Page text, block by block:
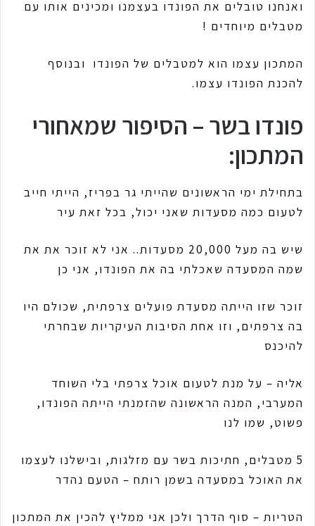
ואנחנו טובלים את הפונדו בעצמנו ומכינים אותו עם
מטבלים מיוחדים !
המתכון עצמו הוא למטבלים של הפונדו ובנוסף
להכנת הפונדו עצמו.
פונדו בשר – הסיפור שמאחורי
המתכון:
בתחילת ימי הראשונים שהייתי גר בפריז, הייתי חייב
לטעום כמה מסעדות שאני יכול, בכל זאת עיר
שיש בה מעל 20,000 מסעדות.. אני לא זוכר את את
שמה המסעדה שאכלתי בה את הפונדו, אני כן
זוכר שזו הייתה מסעדת פועלים צרפתית, שכולם היו
בה צרפתים, וזו אחת הסיבות העיקריות שבחרתי
להיכנס
אליה – על מנת לטעום אוכל צרפתי בלי השוחד
המערבי, המנה הראשונה שהזמנתי הייתה הפונדו,
פשוט, שמו לנו
5 מטבלים, חתיכות בשר עם מזלגות, ובישלנו לעצמו
את האוכל במסעדה בשמן רותח – הטעם נהדר
הטריות – סוף הדרך ולכן אני ממליץ להכין את המתכון